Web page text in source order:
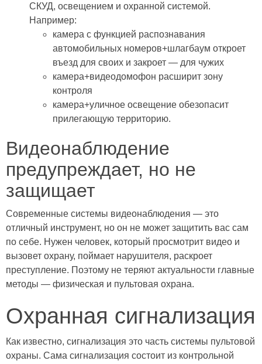
СКУД, освещением и охранной системой.
Например:
камера с функцией распознавания
автомобильных номеров+шлагбаум откроет
въезд для своих и закроет — для чужих
камера+видеодомофон расширит зону
контроля
камера+уличное освещение обезопасит
прилегающую территорию.
Видеонаблюдение
предупреждает, но не
защищает
Современные системы видеонаблюдения — это
отличный инструмент, но он не может защитить вас сам
по себе. Нужен человек, который просмотрит видео и
вызовет охрану, поймает нарушителя, раскроет
преступление. Поэтому не теряют актуальности главные
методы — физическая и пультовая охрана.
Охранная сигнализация
Как известно, сигнализация это часть системы пультовой
охраны. Сама сигнализация состоит из контрольной